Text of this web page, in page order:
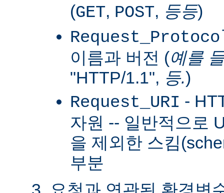
(GET, POST, 등등)
이름과 버전 (예를
"HTTP/1.1", 등.)
Request_URI -
자원 -- 일반적으로
을 제외한 스킴
부분